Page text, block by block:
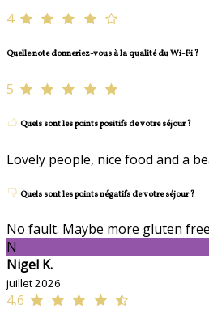
4
Quelle note donneriez-vous à la qualité du Wi-Fi ?
5
Quels sont les points positifs de votre séjour ?
Lovely people, nice food and a
Quels sont les points négatifs de votre séjour ?
No fault. Maybe more gluten
N
Nigel K.
juillet 2026
4,6